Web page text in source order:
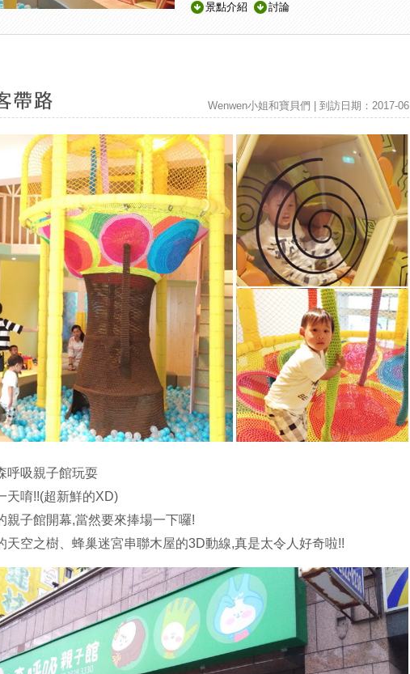
景點介紹 討論
Wenwen小姐和寶貝們 | 到訪日期：2017-06
呼吸親子館玩耍
天唷!!(超新鮮的XD)
親子館開幕,當然要來捧場一下囉!
天空之樹、蜂巢迷宮串聯木屋的3D動線,真是太令人好奇啦!!